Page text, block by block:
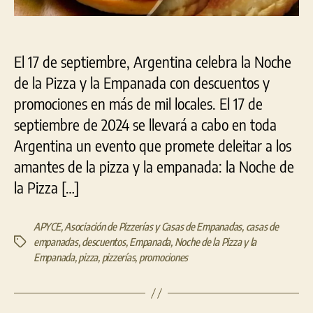
en
El 17 de septiembre, Argentina celebra la Noche
de la Pizza y la Empanada con descuentos y
promociones en más de mil locales. El 17 de
septiembre de 2024 se llevará a cabo en toda
Argentina un evento que promete deleitar a los
amantes de la pizza y la empanada: la Noche de
la Pizza […]
Etiquetas
APYCE,Asociación de Pizzerías y Casas de Empanadas, casas de
empanadas,descuentos,Empanada, Noche de la Pizza y la
Empanada,pizza, pizzerías, promociones